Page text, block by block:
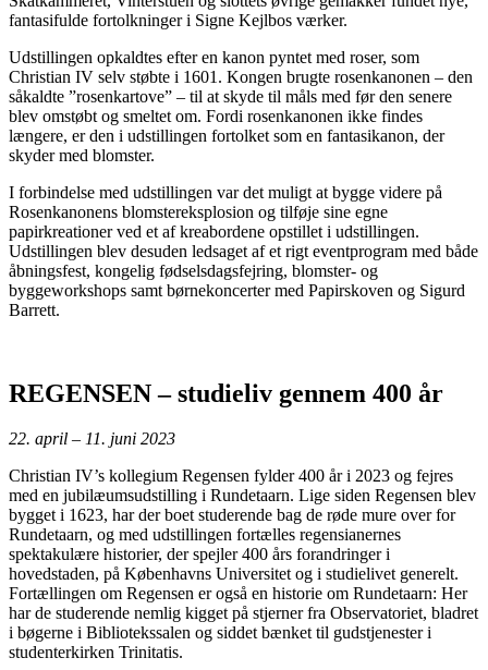
fantasifulde fortolkninger i Signe Kejlbos værker.
Udstillingen opkaldtes efter en kanon pyntet med roser, som
Christian IV selv støbte i 1601. Kongen brugte rosenkanonen – den
såkaldte ”rosenkartove” – til at skyde til måls med før den senere
blev omstøbt og smeltet om. Fordi rosenkanonen ikke findes
længere, er den i udstillingen fortolket som en fantasikanon, der
skyder med blomster.
I forbindelse med udstillingen var det muligt at bygge videre på
Rosenkanonens blomstereksplosion og tilføje sine egne
papirkreationer ved et af kreabordene opstillet i udstillingen.
Udstillingen blev desuden ledsaget af et rigt eventprogram med både
åbningsfest, kongelig fødselsdagsfejring, blomster- og
byggeworkshops samt børnekoncerter med Papirskoven og Sigurd
Barrett.
REGENSEN – studieliv gennem 400 år
22. april – 11. juni 2023
Christian IV’s kollegium Regensen fylder 400 år i 2023 og fejres
med en jubilæumsudstilling i Rundetaarn. Lige siden Regensen blev
bygget i 1623, har der boet studerende bag de røde mure over for
Rundetaarn, og med udstillingen fortælles regensianernes
spektakulære historier, der spejler 400 års forandringer i
hovedstaden, på Københavns Universitet og i studielivet generelt.
Fortællingen om Regensen er også en historie om Rundetaarn: Her
har de studerende nemlig kigget på stjerner fra Observatoriet, bladret
i bøgerne i Bibliotekssalen og siddet bænket til gudstjenester i
studenterkirken Trinitatis.